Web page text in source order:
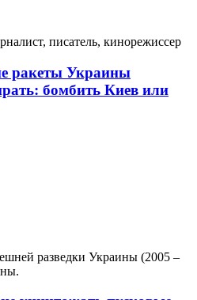
писатель, кинорежиссер
ракеты Украины
бомбить Киев или
разведки Украины (2005 –